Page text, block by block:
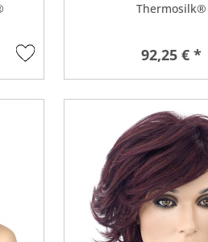
Thermosilk®
92,25 € *